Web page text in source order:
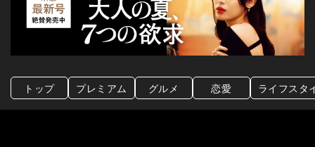
トップ プレミアム グルメ 恋愛 ライフスタ